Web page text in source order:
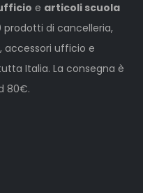
e articoli scuola
prodotti di cancelleria,
accessori ufficio e
Italia. La consegna è
80€.